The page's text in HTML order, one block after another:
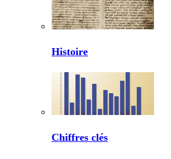
Histoire
Chiffres clés